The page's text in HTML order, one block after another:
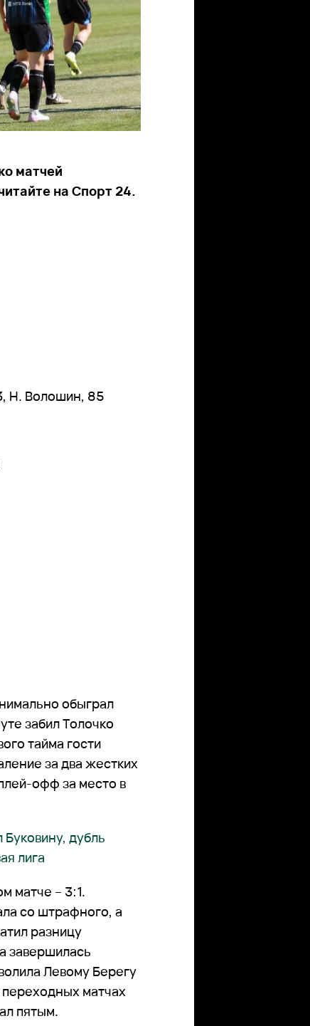
матчей
на Спорт 24.
Н. Волошин, 85
обыграл
забил Толочко
тайма гости
за два жестких
офф за место в
дубль
лига
матче – 3:1.
со штрафного, а
разницу
завершилась
Левому Берегу
переходных матчах
пятым.